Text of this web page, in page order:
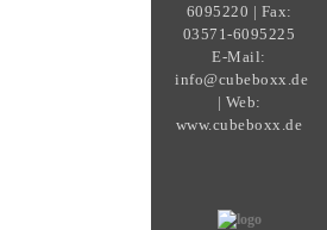
6095220 | Fax:
03571-6095225
E-Mail:
info@cubeboxx.de
| Web:
www.cubeboxx.de